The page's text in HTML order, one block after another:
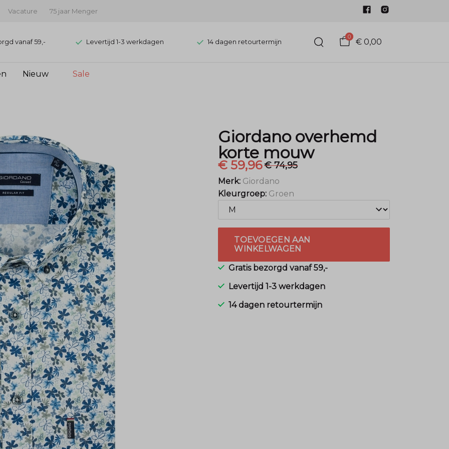
Vacature 75 jaar Menger
vanaf 59,- Levertijd 1-3 werkdagen 14 dagen retourtermijn
0
€ 0,00
Nieuw Sale
Giordano overhemd
korte mouw
€ 59,96€ 74,95
Merk: Giordano
Kleurgroep: Groen
TOEVOEGEN AAN
WINKELWAGEN
Gratis bezorgd vanaf 59,-
Levertijd 1-3 werkdagen
14 dagen retourtermijn